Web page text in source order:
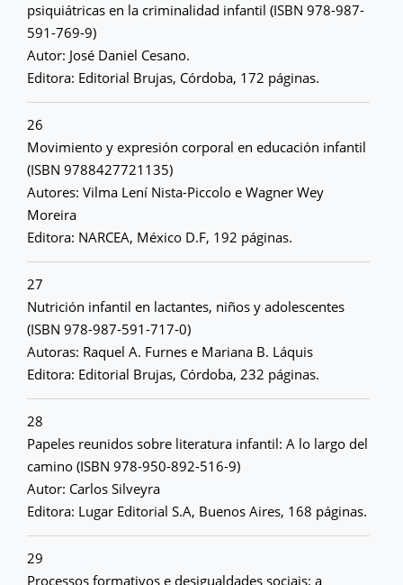
psiquiátricas en la criminalidad infantil (ISBN 978-987-
591-769-9)
Autor: José Daniel Cesano.
Editora: Editorial Brujas, Córdoba, 172 páginas.
26
Movimiento y expresión corporal en educación infantil
(ISBN 9788427721135)
Autores: Vilma Lení Nista-Piccolo e Wagner Wey
Moreira
Editora: NARCEA, México D.F, 192 páginas.
27
Nutrición infantil en lactantes, niños y adolescentes
(ISBN 978-987-591-717-0)
Autoras: Raquel A. Furnes e Mariana B. Láquis
Editora: Editorial Brujas, Córdoba, 232 páginas.
28
Papeles reunidos sobre literatura infantil: A lo largo del
camino (ISBN 978-950-892-516-9)
Autor: Carlos Silveyra
Editora: Lugar Editorial S.A, Buenos Aires, 168 páginas.
29
Processos formativos e desigualdades sociais: a